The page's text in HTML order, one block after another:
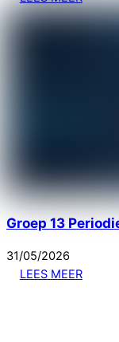
Groep 13
31/05/2026
LEES MEER